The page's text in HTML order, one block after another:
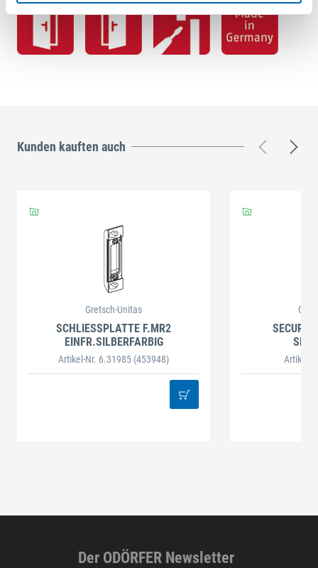
Kunden kauften auch
Gretsch-Unitas
SCHLIESSPLATTE F.MR2
EINFR.SILBERFARBIG
Artikel-Nr. 6.31985 (453948)
SECURY
Artikel-
Der ODÖRFER Newsletter